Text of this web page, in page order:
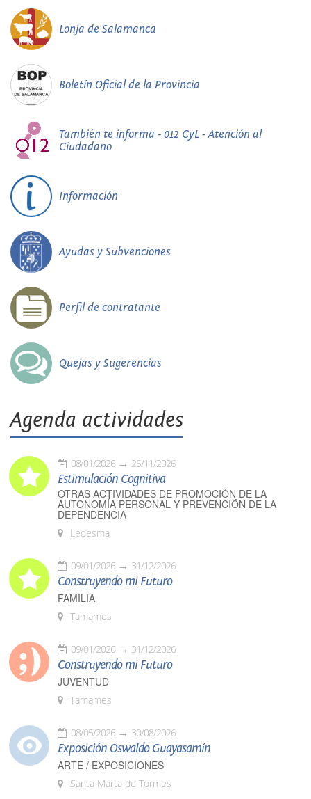
Lonja de Salamanca
Boletín Oficial de la Provincia
También te informa - 012 CyL - Atención al
Ciudadano
Información
Ayudas y Subvenciones
Perfil de contratante
Quejas y Sugerencias
Agenda actividades
08/01/2026 26/11/2026
Estimulación Cognitiva
OTRAS ACTIVIDADES DE PROMOCIÓN DE LA
AUTONOMÍA PERSONAL Y PREVENCIÓN DE LA
DEPENDENCIA
Ledesma
09/01/2026 31/12/2026
Construyendo mi Futuro
FAMILIA
Tamames
09/01/2026 31/12/2026
Construyendo mi Futuro
JUVENTUD
Tamames
08/05/2026 30/08/2026
Exposición Oswaldo Guayasamín
ARTE / EXPOSICIONES
Santa Marta de Tormes